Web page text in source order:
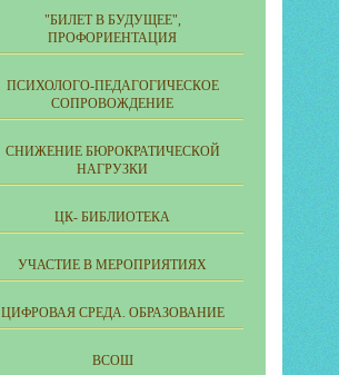
"БИЛЕТ В БУДУЩЕЕ",
ПРОФОРИЕНТАЦИЯ
ПСИХОЛОГО-ПЕДАГОГИЧЕСКОЕ
СОПРОВОЖДЕНИЕ
СНИЖЕНИЕ БЮРОКРАТИЧЕСКОЙ
НАГРУЗКИ
ЦК- БИБЛИОТЕКА
УЧАСТИЕ В МЕРОПРИЯТИЯХ
ЦИФРОВАЯ СРЕДА. ОБРАЗОВАНИЕ
ВСОШ